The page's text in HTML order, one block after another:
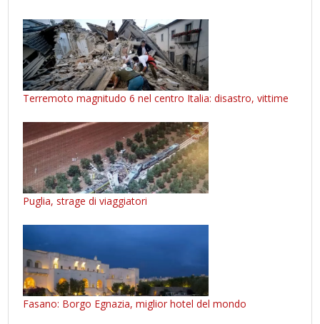
Terremoto magnitudo 6 nel centro Italia: disastro, vittime
Puglia, strage di viaggiatori
Fasano: Borgo Egnazia, miglior hotel del mondo